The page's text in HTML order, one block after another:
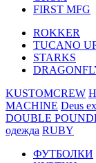
FIRST MFG
ROKKER
TUCANO
STARKS
KUSTOMCREW
MACHINE Deus
DOUBLE
одежда RUBY
ФУТБОЛКИ